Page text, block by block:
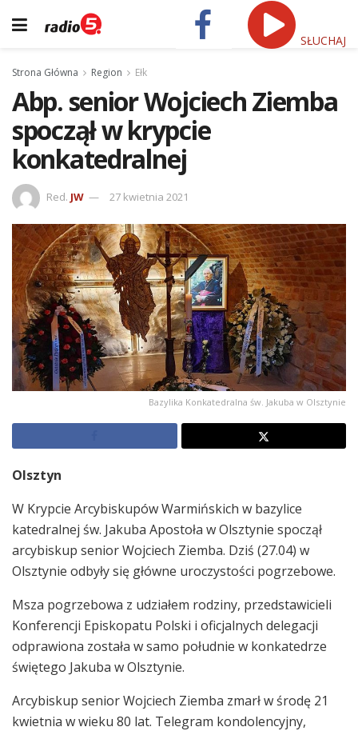
SŁUCHAJ
Strona Główna Region Ełk
Abp. senior Wojciech Ziemba
spoczął w krypcie
konkatedralnej
Red. JW 27 kwietnia 2021
Bazylika Konkatedralna św. Jakuba w Olsztynie
Olsztyn
W Krypcie Arcybiskupów Warmińskich w bazylice
katedralnej św. Jakuba Apostoła w Olsztynie spoczął
arcybiskup senior Wojciech Ziemba. Dziś (27.04) w
Olsztynie odbyły się główne uroczystości pogrzebowe.
Msza pogrzebowa z udziałem rodziny, przedstawicieli
Konferencji Episkopatu Polski i oficjalnych delegacji
odprawiona została w samo południe w konkatedrze
świętego Jakuba w Olsztynie.
Arcybiskup senior Wojciech Ziemba zmarł w środę 21
kwietnia w wieku 80 lat. Telegram kondolencyjny,